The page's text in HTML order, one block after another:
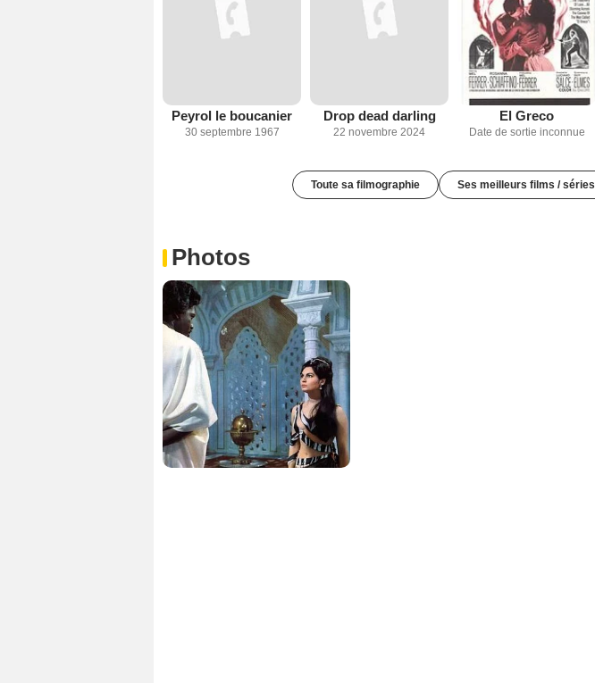
Peyrol le boucanier
30 septembre 1967
Drop dead darling
22 novembre 2024
El Greco
Date de sortie inconnue
Toute sa filmographie Ses meilleurs films / séries
Photos